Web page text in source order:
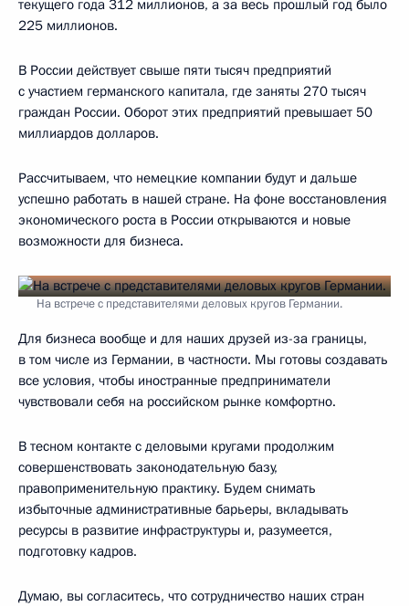
текущего года 312 миллионов, а за весь прошлый год было
225 миллионов.
В России действует свыше пяти тысяч предприятий
с участием германского капитала, где заняты 270 тысяч
граждан России. Оборот этих предприятий превышает 50
миллиардов долларов.
Рассчитываем, что немецкие компании будут и дальше
успешно работать в нашей стране. На фоне восстановления
экономического роста в России открываются и новые
возможности для бизнеса.
На встрече с представителями деловых кругов Германии.
Для бизнеса вообще и для наших друзей из-за границы,
в том числе из Германии, в частности. Мы готовы создавать
все условия, чтобы иностранные предприниматели
чувствовали себя на российском рынке комфортно.
В тесном контакте с деловыми кругами продолжим
совершенствовать законодательную базу,
правоприменительную практику. Будем снимать
избыточные административные барьеры, вкладывать
ресурсы в развитие инфраструктуры и, разумеется,
подготовку кадров.
Думаю, вы согласитесь, что сотрудничество наших стран